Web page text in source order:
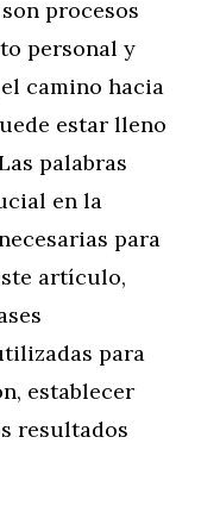
procesos
personal y
camino hacia
estar lleno
palabras
en la
para
artículo,
para
establecer
resultados